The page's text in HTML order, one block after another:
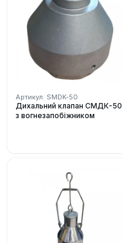
Артикул: SMDK-50
Дихальний клапан СМДК-50
з вогнезапобіжником